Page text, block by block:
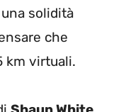
solidità
che
km virtuali.